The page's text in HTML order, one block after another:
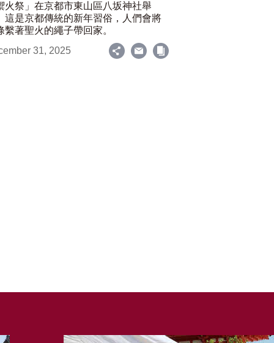
火祭」在京都市東山區八坂神社舉
這是京都傳統的新年習俗，人們會將
繫著聖火的繩子帶回家。
31, 2025